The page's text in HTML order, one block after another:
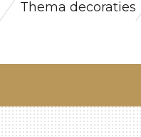
Thema decoraties